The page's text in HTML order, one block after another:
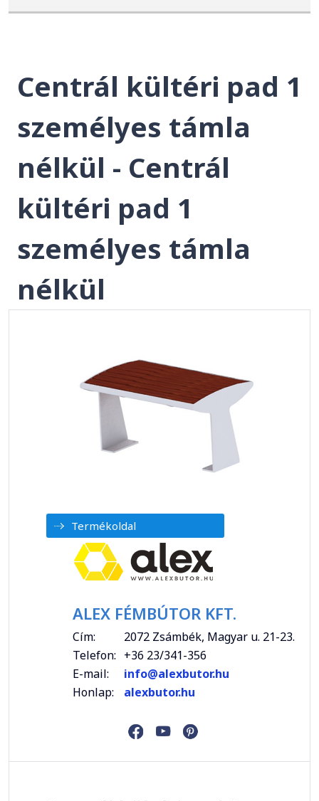
Centrál kültéri pad 1
személyes támla
nélkül - Centrál
kültéri pad 1
személyes támla
nélkül
Termékoldal
ALEX FÉMBÚTOR KFT.
Cím:
2072 Zsámbék, Magyar u. 21-23.
Telefon: +36 23/341-356
E-mail:
info@alexbutor.hu
Honlap:
alexbutor.hu